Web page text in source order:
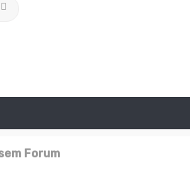
Forum